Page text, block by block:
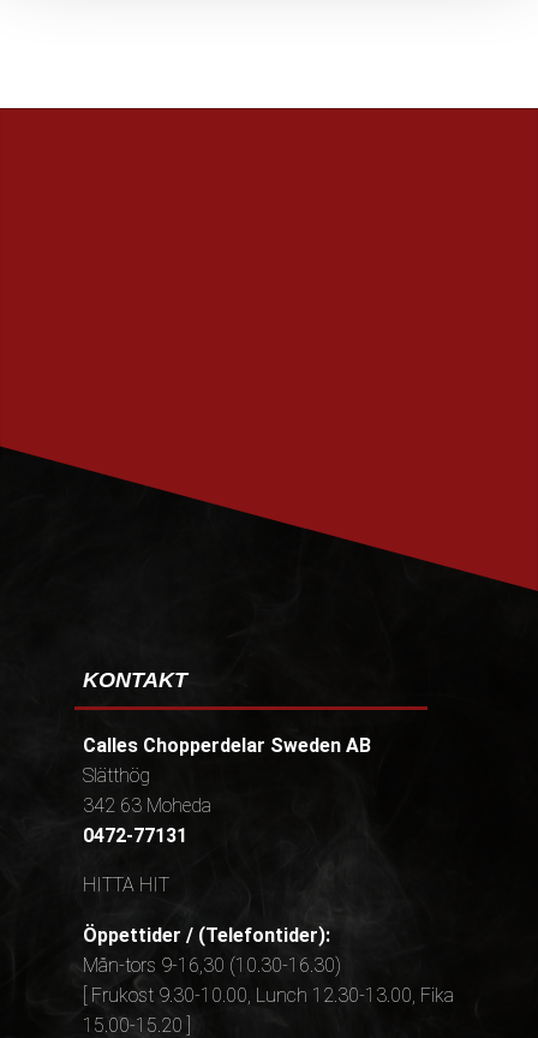
KONTAKT
Calles Chopperdelar Sweden AB
Slätthög
342 63 Moheda
0472-77131
HITTA HIT
Öppettider / (Telefontider):
Mån-tors 9-16,30 (10.30-16.30)
[ Frukost 9.30-10.00, Lunch 12.30-13.00, Fika
15.00-15.20 ]